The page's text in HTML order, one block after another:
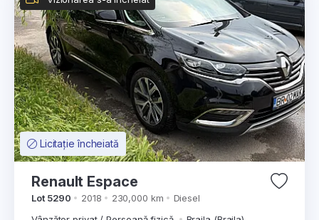
Licitație încheiată
Renault Espace
Lot 5290 2018 230,000 km
Diesel